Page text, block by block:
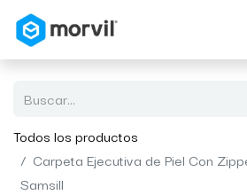
Todos los productos
Carpeta Ejecutiva de Piel Con
Samsill